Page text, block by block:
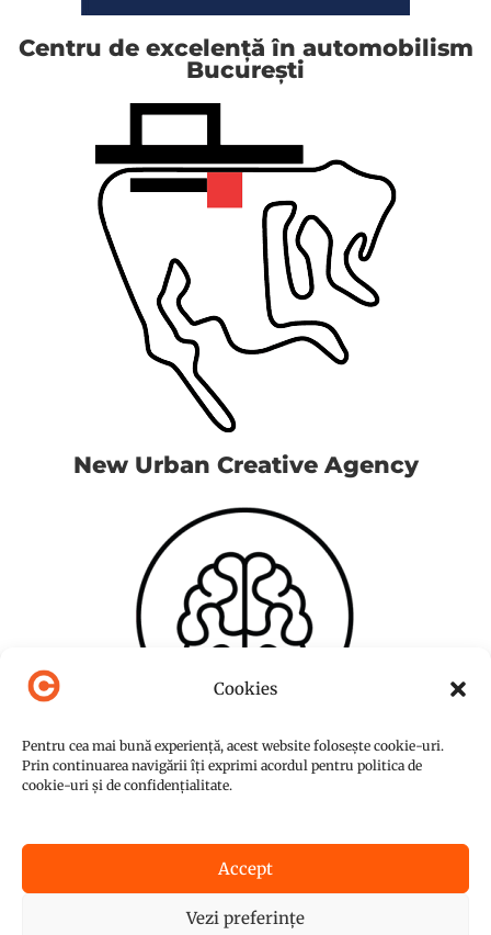
Cookies
Pentru cea mai bună experiență, acest website folosește cookie-uri.
Prin continuarea navigării îți exprimi acordul pentru politica de
cookie-uri și de confidențialitate.
Accept
Vezi preferințe
Centru de excelență în automobilism
București
New Urban Creative Agency
© Copyright 2015-2026NUC Agency